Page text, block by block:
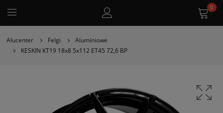
0
Alucenter Felgi
Aluminiowe
KESKIN KT19 18x8 5x112 ET45 72,6 BP